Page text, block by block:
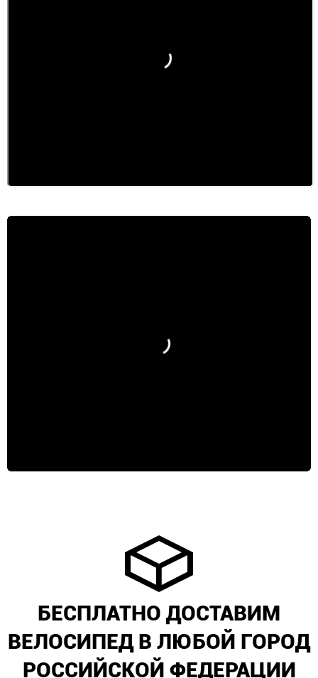
БЕСПЛАТНО ДОСТАВИМ
ВЕЛОСИПЕД В ЛЮБОЙ ГОРОД
РОССИЙСКОЙ ФЕДЕРАЦИИ